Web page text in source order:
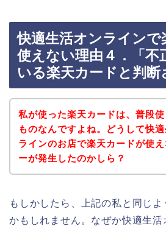
快適生活オンラインで
使えない理由４．「不
いる楽天カードと判断
私が使った楽天カードは、普段
ものなんですよね。どうして快
ラインのお店で楽天カードが使
ーが発生したのかしら？
もしかしたら、上記の私と同じ
かもしれません。なぜか快適生活